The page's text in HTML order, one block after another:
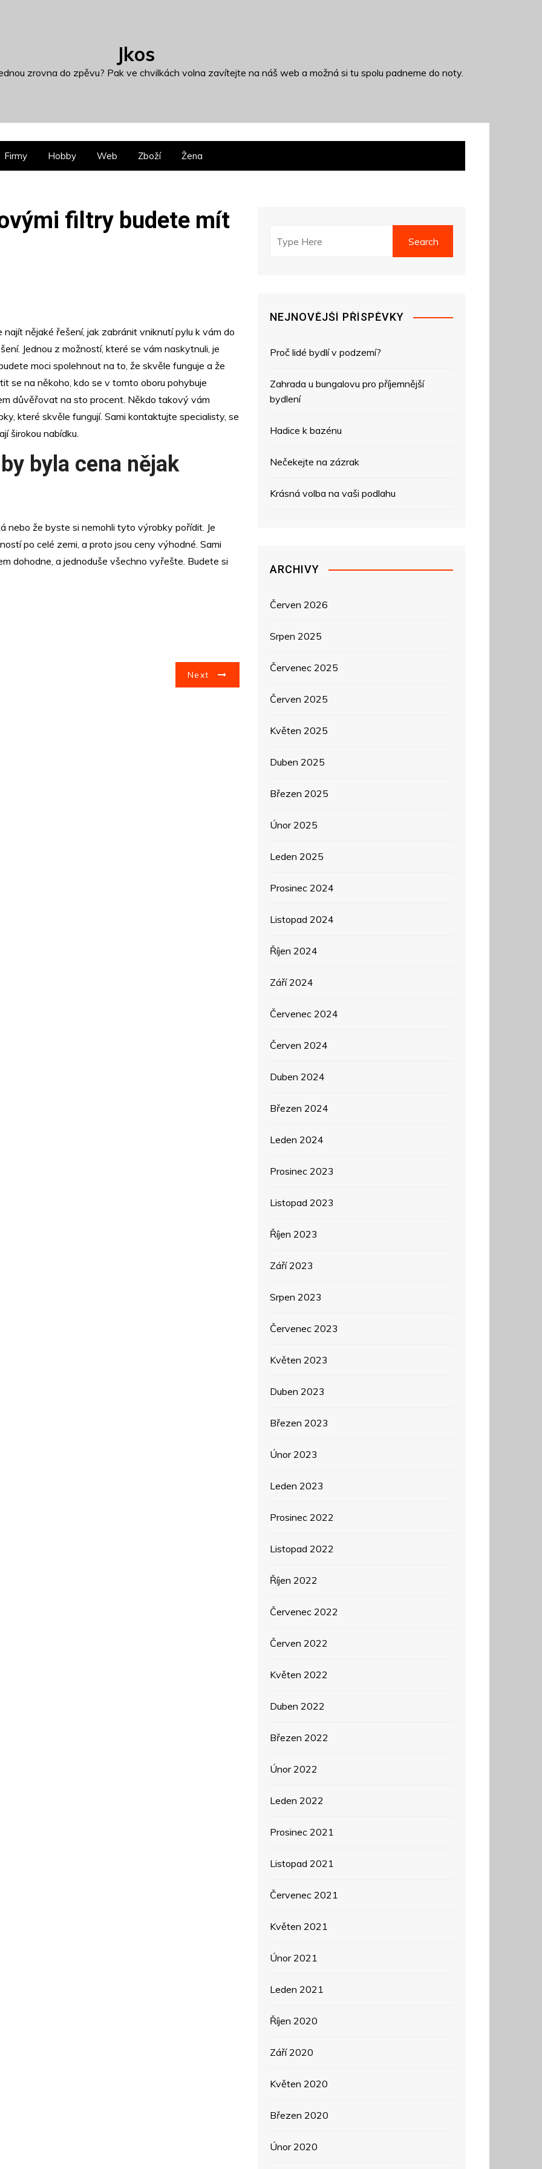
Jkos
zrovna do zpěvu? Pak ve chvilkách volna zavítejte na náš web a možná si tu spolu padneme do noty.
Firmy Hobby Web Zboží Žena
filtry budete mít
nějaké řešení, jak zabránit vniknutí pylu k vám do
Jednou z možností, které se vám naskytnuli, je
moci spolehnout na to, že skvěle funguje a že
se na někoho, kdo se v tomto oboru pohybuje
důvěřovat na sto procent. Někdo takový vám
které skvěle fungují. Sami kontaktujte specialisty, se
širokou nabídku.
byla cena nějak
nebo že byste si nemohli tyto výrobky pořídit. Je
po celé zemi, a proto jsou ceny výhodné. Sami
dohodne, a jednoduše všechno vyřešte. Budete si
Next
NEJNOVĚJŠÍ PŘÍSPĚVKY
Proč lidé bydlí v podzemí?
Zahrada u bungalovu pro příjemnější
bydlení
Hadice k bazénu
Nečekejte na zázrak
Krásná volba na vaši podlahu
ARCHIVY
Červen 2026
Srpen 2025
Červenec 2025
Červen 2025
Květen 2025
Duben 2025
Březen 2025
Únor 2025
Leden 2025
Prosinec 2024
Listopad 2024
Říjen 2024
Září 2024
Červenec 2024
Červen 2024
Duben 2024
Březen 2024
Leden 2024
Prosinec 2023
Listopad 2023
Říjen 2023
Září 2023
Srpen 2023
Červenec 2023
Květen 2023
Duben 2023
Březen 2023
Únor 2023
Leden 2023
Prosinec 2022
Listopad 2022
Říjen 2022
Červenec 2022
Červen 2022
Květen 2022
Duben 2022
Březen 2022
Únor 2022
Leden 2022
Prosinec 2021
Listopad 2021
Červenec 2021
Květen 2021
Únor 2021
Leden 2021
Říjen 2020
Září 2020
Květen 2020
Březen 2020
Únor 2020